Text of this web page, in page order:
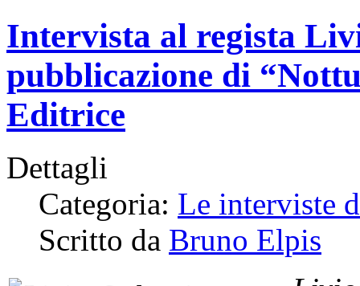
Intervista al regista
pubblicazione di
Editrice
Dettagli
Categoria: Le interviste
Scritto da Bruno Elpis